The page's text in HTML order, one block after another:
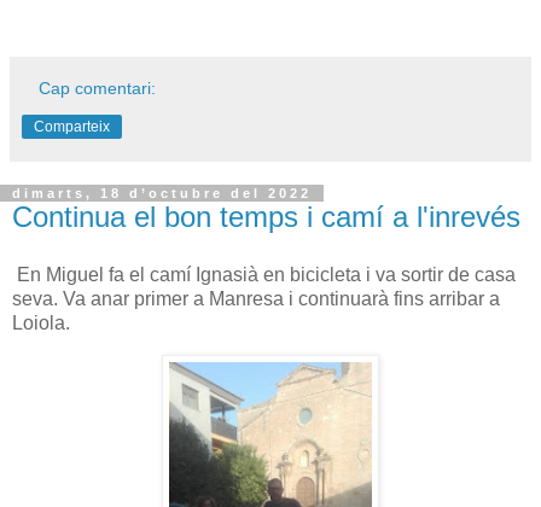
Cap comentari:
Comparteix
dimarts, 18 d’octubre del 2022
Continua el bon temps i camí a l'inrevés
En Miguel fa el camí Ignasià en bicicleta i va sortir de casa
seva. Va anar primer a Manresa i continuarà fins arribar a
Loiola.